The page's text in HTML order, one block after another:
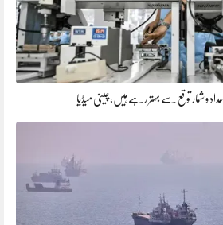
و شمار توقع سے بہتر رہے ہیں، چینی میڈیا